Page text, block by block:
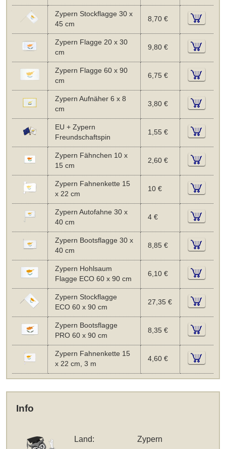
Zypern Stockflagge 30 x
45 cm
8,70 €
Zypern Flagge 20 x 30
cm
9,80 €
Zypern Flagge 60 x 90
cm
6,75 €
Zypern Aufnäher 6 x 8
cm
3,80 €
EU + Zypern
Freundschaftspin
1,55 €
Zypern Fähnchen 10 x
15 cm
2,60 €
Zypern Fahnenkette 15
x 22 cm
10 €
Zypern Autofahne 30 x
40 cm
4 €
Zypern Bootsflagge 30 x
40 cm
8,85 €
Zypern Hohlsaum
Flagge ECO 60 x 90 cm
6,10 €
Zypern Stockflagge
ECO 60 x 90 cm
27,35 €
Zypern Bootsflagge
PRO 60 x 90 cm
8,35 €
Zypern Fahnenkette 15
x 22 cm, 3 m
4,60 €
Info
Land: Zypern